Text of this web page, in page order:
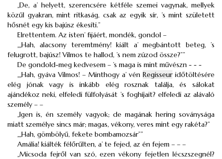
„De, a’ helyett, szerencsére kétféle szemei vagynak, mellyek
közűl gyakran, mint ritkaság, csak az egyik sír, ’s mint született
hősnét egy kis bajúsz ékesíti.”
Elrettentem. Az isten’ fijáért, mondék, gondol –
„„Hah, alacsony teremtmény! kiált a’ megbántott beteg, ’s
felugrott, bajúsz! Vilmos te hallod, ’s nem zúzod össze?””
De gondold-meg kedvesem – ’s maga is mint művészn - - -
„„Hah, gyáva Vilmos! – Minthogy a’ vén Regisseuridőtöltésére
elég jónak vagy is inkább elég rosznak találja, és sálokat
ajándékoz neki, elfeledi fülfolyását ’s foghíjait? elfeledi az alávaló
személy – –
„Igen is, én személy vagyok; de magának hering soványsága
miatt személye sincs már; magas, vékony, veres mint egy rakéta?”
„„Hah, gömbölyű, fekete bombamozsár””
Amália! kiálték félőrűlten, a’ te fejed, az én fejem – – –
„Micsoda fejről van szó, ezen vékony fejetlen lécszszegnél?